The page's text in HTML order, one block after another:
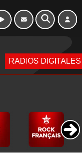
RADIOS DIGITALES
Week-end de 06h
à 12h